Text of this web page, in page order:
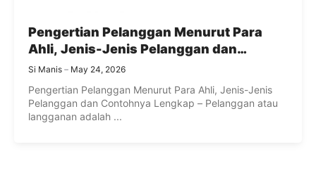
Pengertian Pelanggan Menurut Para
Ahli, Jenis-Jenis Pelanggan dan
Contohnya Lengkap
Si Manis May 24, 2026
Pengertian Pelanggan Menurut Para Ahli, Jenis-Jenis
Pelanggan dan Contohnya Lengkap – Pelanggan atau
langganan adalah ...